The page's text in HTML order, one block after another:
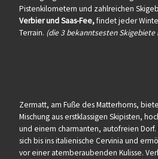
Pistenkilometern und zahlreichen
Verbier und Saas-Fee,findet jeder
Terrain. (die 3 bekanntsesten Skigebiete
Zermatt, am Fuße des Matterhorns,
Mischung aus erstklassigen Skipisten,
und einem charmanten, autofreien Dorf.
sich bis ins italienische Cervinia und
vor einer atemberaubenden Kulisse.